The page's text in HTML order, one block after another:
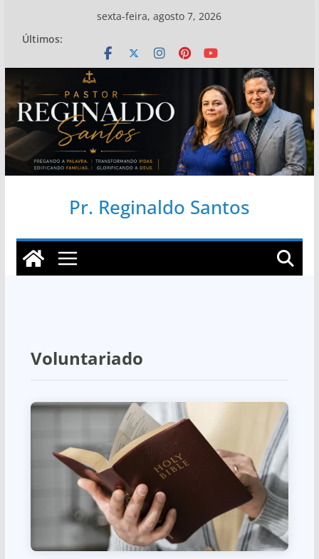
conteúdo
sexta-feira, agosto 7, 2026
Últimos:
Pr. Reginaldo Santos
Voluntariado